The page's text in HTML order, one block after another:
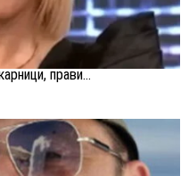
прави...